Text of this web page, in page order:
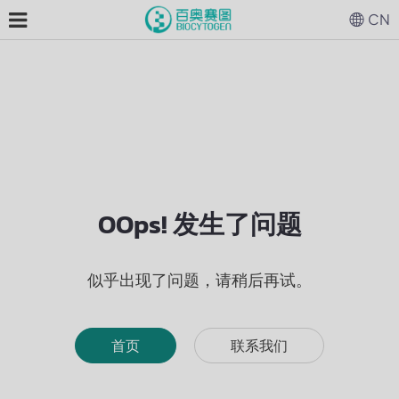
OOps! 发生了问题
似乎出现了问题，请稍后再试。
首页 联系我们
CN